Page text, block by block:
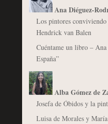
Ana Diéguez-
Los pintores
Hendrick van Balen
Cuéntame un libro –
España”
Alba Gómez de
Josefa de Óbidos y la
Luisa de Morales y